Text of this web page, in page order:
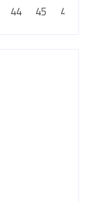
44 45 46